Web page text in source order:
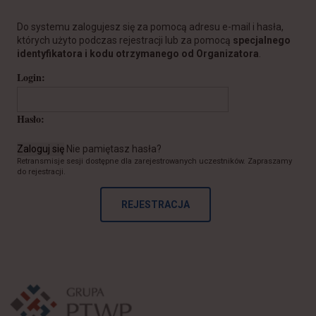
Do systemu zalogujesz się za pomocą adresu e-mail i hasła,
których użyto podczas rejestracji lub za pomocą specjalnego
identyfikatora i kodu otrzymanego od Organizatora
Login:
Hasło:
Zaloguj się Nie pamiętasz hasła?
Retransmisje sesji dostępne dla zarejestrowanych uczestników. Zapraszamy
do rejestracji.
REJESTRACJA